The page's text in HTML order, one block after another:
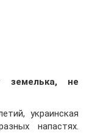
земелька, не
украинская
напастях.